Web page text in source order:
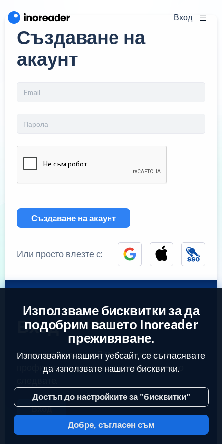
Вход
Създаване на
акаунт
Създаване на акаунт
Или просто влезте с:
Вход
Вече имате акаунт?Въведете вашият
профил за да достъпите емисиите които
Вход
2023 © Inoreader
Използваме бисквитки за да
подобрим вашето Inoreader
преживяване.
Използвайки нашият уебсайт, се съгласявате
да използвате нашите бисквитки.
Достъп до настройките за "бисквитки"
Добре, съгласен съм